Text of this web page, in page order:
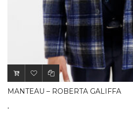
MANTEAU – ROBERTA GALIFFA